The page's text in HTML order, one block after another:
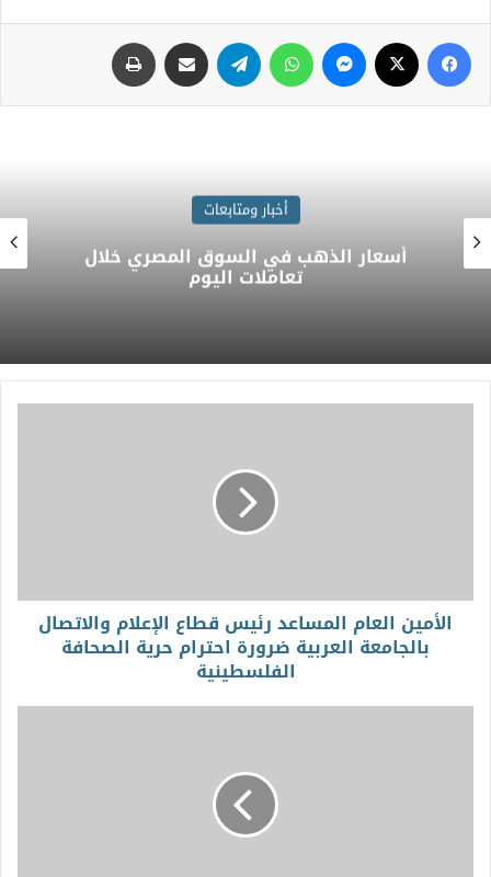
أخبار ومتابعات
أسعار العملات الأجنبية اليوم.. الدولار عند
49.85 جنيه للبيع واستقرار حركة الصرف
الأمين العام المساعد رئيس قطاع الإعلام والاتصال
بالجامعة العربية ضرورة احترام حرية الصحافة
الفلسطينية